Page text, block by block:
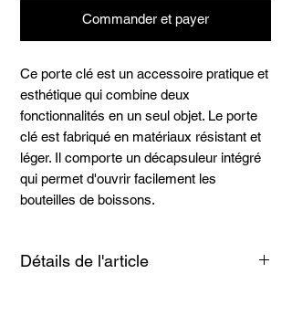
Commander et payer
Ce porte clé est un accessoire pratique et
esthétique qui combine deux
fonctionnalités en un seul objet. Le porte
clé est fabriqué en matériaux résistant et
léger. Il comporte un décapsuleur intégré
qui permet d'ouvrir facilement les
bouteilles de boissons.
Détails de l'article